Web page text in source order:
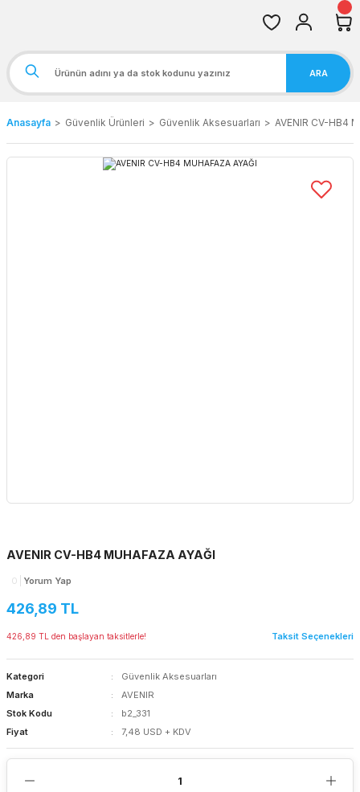
ARA
Anasayfa Güvenlik Ürünleri Güvenlik Aksesuarları AVENIR CV-HB4
AVENIR CV-HB4 MUHAFAZA AYAĞI
0 Yorum Yap
426,89 TL
426,89 TL den başlayan taksitlerle! Taksit Seçenekleri
Kategori
Güvenlik Aksesuarları
Marka
AVENIR
Stok Kodu
b2_331
Fiyat
7,48 USD + KDV